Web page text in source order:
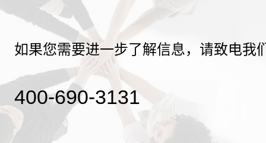
如果您需要进一步了解信息，请致电我
400-690-3131